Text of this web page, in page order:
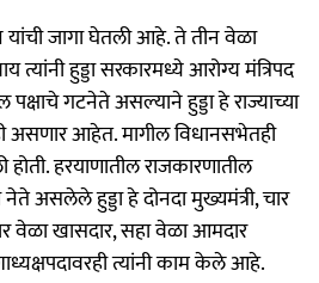
यांची जागा घेतली आहे. ते तीन वेळा
हुड्डा सरकारमध्ये आरोग्य मंत्रिपद
गटनेते असल्याने हुड्डा हे राज्याच्या
असणार आहेत. मागील विधानसभेतही
हरयाणातील राजकारणातील
असलेले हुड्डा हे दोनदा मुख्यमंत्री, चार
वेळा खासदार, सहा वेळा आमदार
त्यांनी काम केले आहे.